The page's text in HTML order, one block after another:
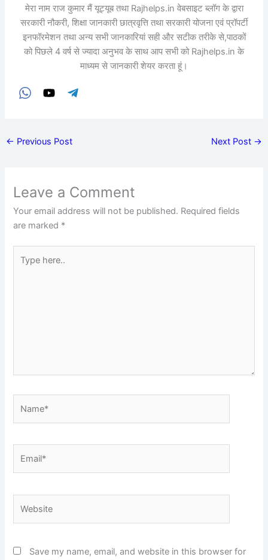
मेरा नाम राज कुमार मैं यूट्यूब तथा Rajhelps.in वेबसाइट ब्लॉग के द्वारा
सरकारी नौकरी, शिक्षा जानकारी छात्रवृत्ति तथा सरकारी योजना एवं प्रॉपर्टी
इनफॉरमेशन तथा अन्य सभी जानकारियां सही और सटीक तरीके से,पाठकों
को पिछले 4 वर्ष से ज्यादा अनुभव के साथ आप सभी को Rajhelps.in के
माध्यम से जानकारी शेयर करता हूं।
← Previous Post Next Post →
Leave a Comment
Your email address will not be published. Required fields
are marked *
here..
Save my name, email, and website in this browser for